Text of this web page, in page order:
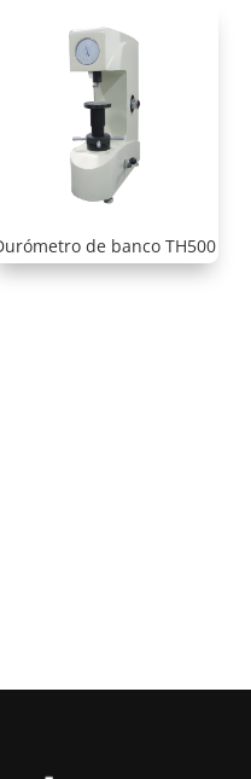
de banco TH500